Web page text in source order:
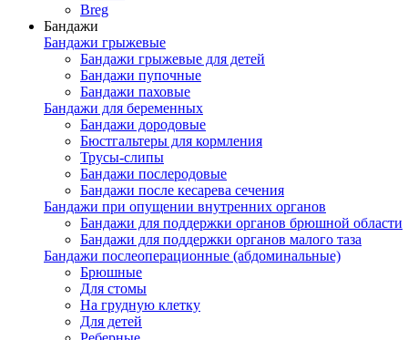
Breg
Бандажи
Бандажи грыжевые
Бандажи грыжевые для детей
Бандажи пупочные
Бандажи паховые
Бандажи для беременных
Бандажи дородовые
Бюстгальтеры для кормления
Трусы-слипы
Бандажи послеродовые
Бандажи после кесарева сечения
Бандажи при опущении внутренних органов
Бандажи для поддержки органов брюшной области
Бандажи для поддержки органов малого таза
Бандажи послеоперационные (абдоминальные)
Брюшные
Для стомы
На грудную клетку
Для детей